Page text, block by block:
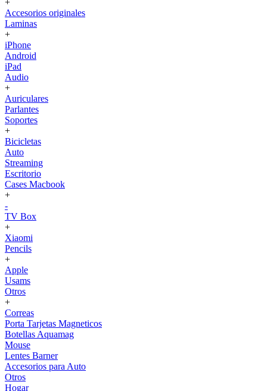
+
Accesorios originales
Laminas
+
iPhone
Android
iPad
Audio
+
Auriculares
Parlantes
Soportes
+
Bicicletas
Auto
Streaming
Escritorio
Cases Macbook
+
-
TV Box
+
Xiaomi
Pencils
+
Apple
Usams
Otros
+
Correas
Porta Tarjetas Magneticos
Botellas Aquamag
Mouse
Lentes Barner
Accesorios para Auto
Otros
Hogar